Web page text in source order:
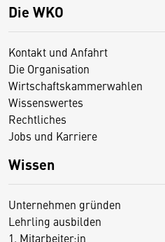
Die WKO
Kontakt und Anfahrt
Die Organisation
Wirtschaftskammerwahlen
Wissenswertes
Rechtliches
Jobs und Karriere
Wissen
Unternehmen gründen
Lehrling ausbilden
1. Mitarbeiter:in